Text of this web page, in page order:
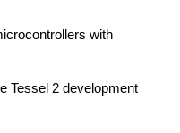
with
Tessel 2 development